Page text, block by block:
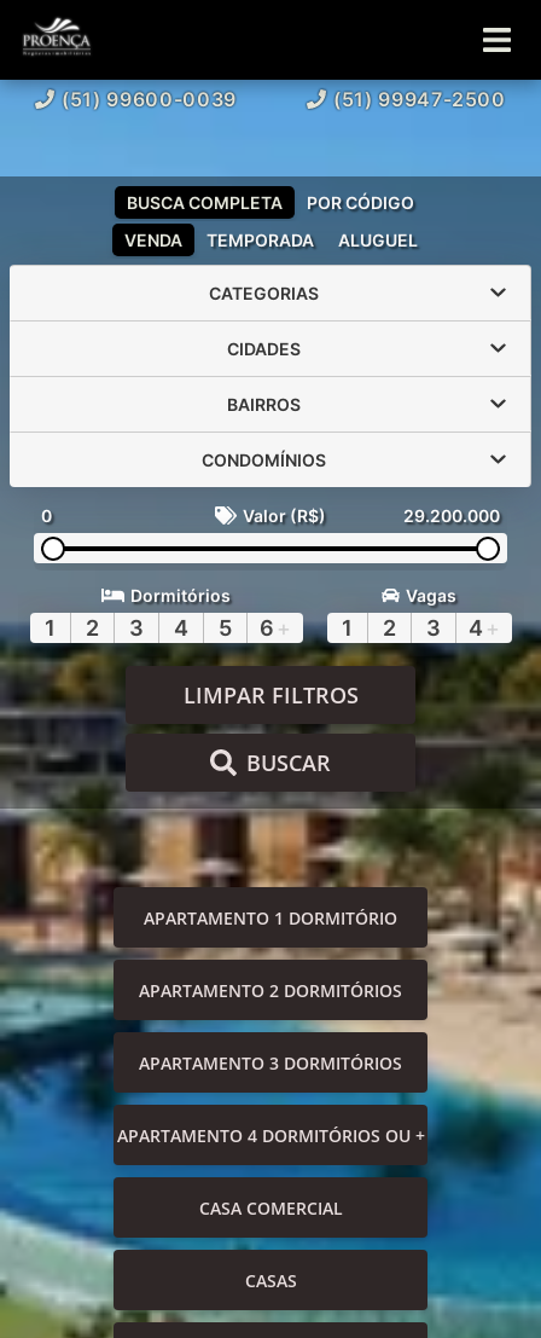
(51) 99600-0039 (51) 99947-2500
VENDA TEMPORADA ALUGUEL
BUSCA COMPLETA POR CÓDIGO
CATEGORIAS
CIDADES
BAIRROS
CONDOMÍNIOS
0 Valor (R$) 29.200.000
Dormitórios
1 2 3 4 5 6 +
Vagas
1 2 3 4 +
LIMPAR FILTROS
BUSCAR
APARTAMENTO 1 DORMITÓRIO
APARTAMENTO 2 DORMITÓRIOS
APARTAMENTO 3 DORMITÓRIOS
APARTAMENTO 4 DORMITÓRIOS OU +
CASA COMERCIAL
CASAS